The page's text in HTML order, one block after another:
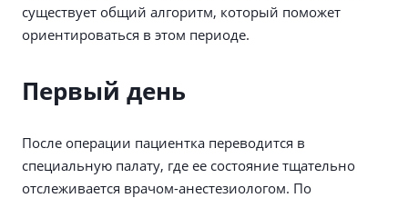
существует общий алгоритм, который поможет
ориентироваться в этом периоде.
Первый день
После операции пациентка переводится в
специальную палату, где ее состояние тщательно
отслеживается врачом-анестезиологом. По